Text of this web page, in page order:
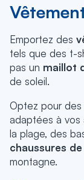
Emportez des
tels que des t-
pas un maillot
de soleil.
Optez pour des
adaptées à vos
la plage, des
chaussures
montagne.